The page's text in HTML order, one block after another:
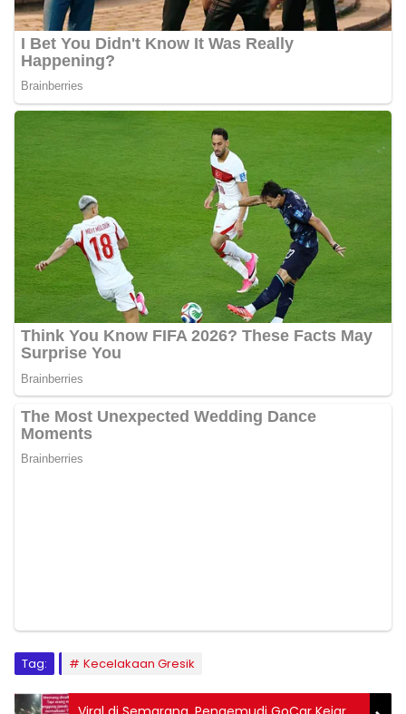
Tag: Kecelakaan Gresik